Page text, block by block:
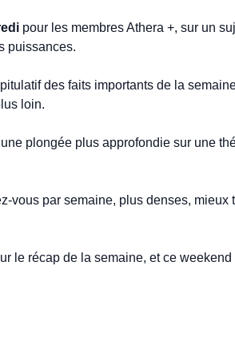
pour les membres Athera +, sur un
puissances.
des faits importants de la
loin.
plongée plus approfondie sur une
vous par semaine, plus denses,
le récap de la semaine, et ce